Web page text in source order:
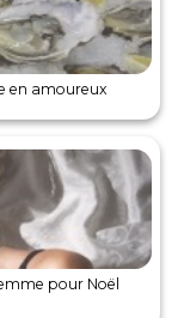
en amoureux
pour Noël